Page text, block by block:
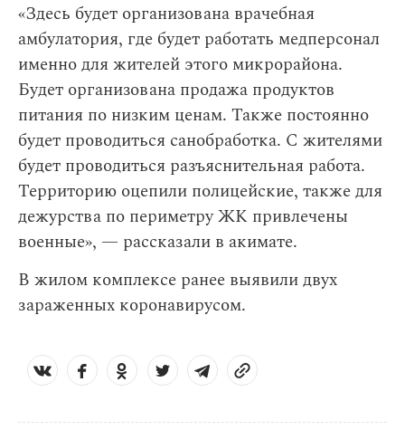
«Здесь будет организована врачебная
амбулатория, где будет работать медперсонал
именно для жителей этого микрорайона.
Будет организована продажа продуктов
питания по низким ценам. Также постоянно
будет проводиться санобработка. С жителями
будет проводиться разъяснительная работа.
Территорию оцепили полицейские, также для
дежурства по периметру ЖК привлечены
военные», — рассказали в акимате.
В жилом комплексе ранее выявили двух
зараженных коронавирусом.